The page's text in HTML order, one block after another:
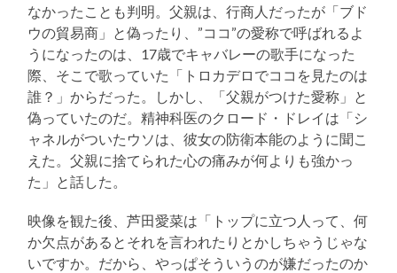
なかったことも判明。父親は、行商人だったが「ブド
ウの貿易商」と偽ったり、”ココ”の愛称で呼ばれるよ
うになったのは、17歳でキャバレーの歌手になった
際、そこで歌っていた「トロカデロでココを見たのは
誰？」からだった。しかし、「父親がつけた愛称」と
偽っていたのだ。精神科医のクロード・ドレイは「シ
ャネルがついたウソは、彼女の防衛本能のように聞こ
えた。父親に捨てられた心の痛みが何よりも強かっ
た」と話した。
映像を観た後、芦田愛菜は「トップに立つ人って、何
か欠点があるとそれを言われたりとかしちゃうじゃな
いですか。だから、やっぱそういうのが嫌だったのか